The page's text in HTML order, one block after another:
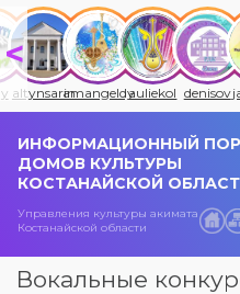
amangeldyauliekol denisov jangeldin
ИНФОРМАЦИОННЫЙ
ДОМОВ КУЛЬТУРЫ
КОСТАНАЙСКОЙ
Управления культуры акимата
Костанайской области
Вокальные